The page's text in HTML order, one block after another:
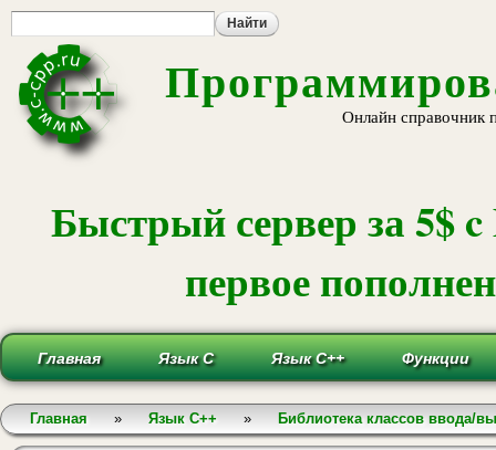
Онлайн справочник
Быстрый сервер за 5$
первое
Главная Язык С Язык С++ Функции
Вы здесь
Главная » Язык С++ » Библиотека классов ввода/